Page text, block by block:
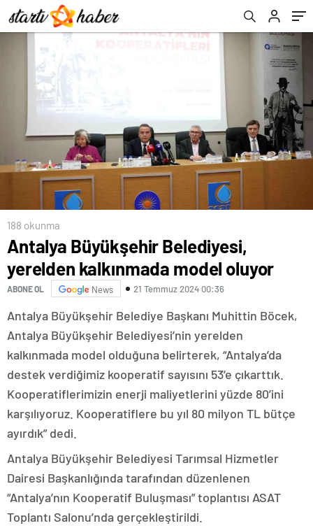
188 okunma
Antalya Büyükşehir Belediyesi,
yerelden kalkınmada model oluyor
ABONE OL News 21 Temmuz 2024 00:36
Antalya Büyükşehir Belediye Başkanı Muhittin Böcek,
Antalya Büyükşehir Belediyesi’nin yerelden
kalkınmada model olduğuna belirterek, “Antalya’da
destek verdiğimiz kooperatif sayısını 53’e çıkarttık.
Kooperatiflerimizin enerji maliyetlerini yüzde 80’ini
karşılıyoruz. Kooperatiflere bu yıl 80 milyon TL bütçe
ayırdık” dedi.
Antalya Büyükşehir Belediyesi Tarımsal Hizmetler
Dairesi Başkanlığında tarafından düzenlenen
“Antalya’nın Kooperatif Buluşması” toplantısı ASAT
Toplantı Salonu’nda gerçekleştirildi.